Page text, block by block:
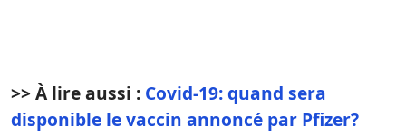
>> À lire aussi : Covid-19: quand sera
disponible le vaccin annoncé par Pfizer?